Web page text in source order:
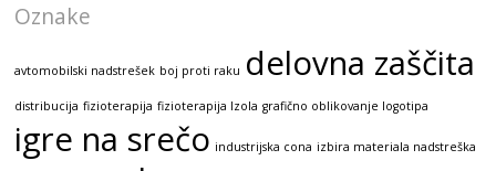
Oznake
avtomobilski nadstrešek boj proti raku delovna zaščita
distribucija fizioterapija fizioterapija Izola grafično oblikovanje logotipa
igre na srečo industrijska cona izbira materiala nadstreška